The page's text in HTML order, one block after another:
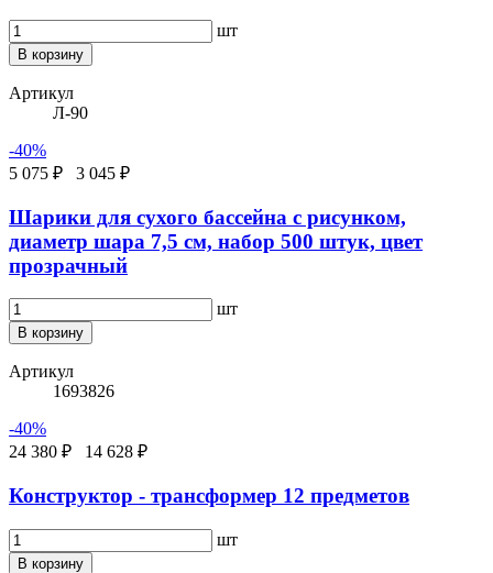
шт
В корзину
Артикул
Л-90
-40%
5 075 ₽
3 045 ₽
Шарики для сухого бассейна с рисунком,
диаметр шара 7,5 см, набор 500 штук, цвет
прозрачный
шт
В корзину
Артикул
1693826
-40%
24 380 ₽
14 628 ₽
Конструктор - трансформер 12 предметов
шт
В корзину